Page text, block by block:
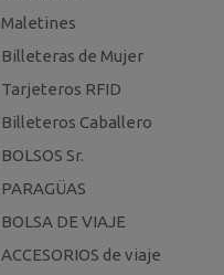
Maletines
Billeteras de Mujer
Tarjeteros RFID
Billeteros Caballero
BOLSOS Sr.
PARAGÜAS
BOLSA DE VIAJE
ACCESORIOS de viaje